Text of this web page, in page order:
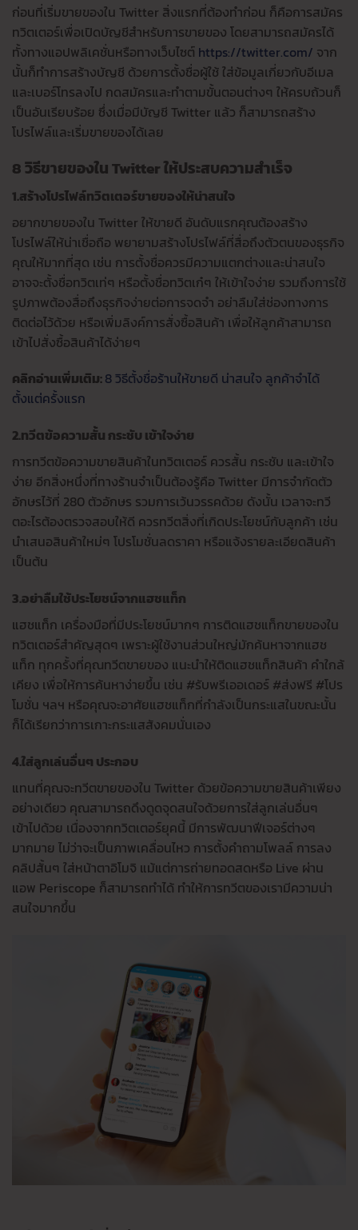
ก่อนที่เริ่มขายของใน Twitter สิ่งแรกที่ต้องทำก่อน ก็คือการสมัคร
ทวิตเตอร์เพื่อเปิดบัญชีสำหรับการขายของ โดยสามารถสมัครได้
ทั้งทางแอปพลิเคชั่นหรือทางเว็บไซต์ https://twitter.com/ จาก
นั้นก็ทำการสร้างบัญชี ด้วยการตั้งชื่อผู้ใช้ ใส่ข้อมูลเกี่ยวกับอีเมล
และเบอร์โทรลงไป กดสมัครและทำตามขั้นตอนต่างๆ ให้ครบถ้วนก็
เป็นอันเรียบร้อย ซึ่งเมื่อมีบัญชี Twitter แล้ว ก็สามารถสร้าง
โปรไฟล์และเริ่มขายของได้เลย
8 วิธีขายของใน Twitter ให้ประสบความสำเร็จ
1.สร้างโปรไฟล์ทวิตเตอร์ขายของให้น่าสนใจ
อยากขายของใน Twitter ให้ขายดี อันดับแรกคุณต้องสร้าง
โปรไฟล์ให้น่าเชื่อถือ พยายามสร้างโปรไฟล์ที่สื่อถึงตัวตนของธุรกิจ
คุณให้มากที่สุด เช่น การตั้งชื่อควรมีความแตกต่างและน่าสนใจ
อาจจะตั้งชื่อทวิตเท่ๆ หรือตั้งชื่อทวิตเก๋ๆ ให้เข้าใจง่าย รวมถึงการใช้
รูปภาพต้องสื่อถึงธุรกิจง่ายต่อการจดจำ อย่าลืมใส่ช่องทางการ
ติดต่อไว้ด้วย หรือเพิ่มลิงค์การสั่งซื้อสินค้า เพื่อให้ลูกค้าสามารถ
เข้าไปสั่งซื้อสินค้าได้ง่ายๆ
คลิกอ่านเพิ่มเติม:8 วิธีตั้งชื่อร้านให้ขายดี น่าสนใจ ลูกค้าจำได้
ตั้งแต่ครั้งแรก
2.ทวีตข้อความสั้น กระชับ เข้าใจง่าย
การทวีตข้อความขายสินค้าในทวิตเตอร์ ควรสั้น กระชับ และเข้าใจ
ง่าย อีกสิ่งหนึ่งที่ทางร้านจำเป็นต้องรู้คือ Twitter มีการจำกัดตัว
อักษรไว้ที่ 280 ตัวอักษร รวมการเว้นวรรคด้วย ดังนั้น เวลาจะทวี
ตอะไรต้องตรวจสอบให้ดี ควรทวีตสิ่งที่เกิดประโยชน์กับลูกค้า เช่น
นำเสนอสินค้าใหม่ๆ โปรโมชั่นลดราคา หรือแจ้งรายละเอียดสินค้า
เป็นต้น
3.อย่าลืมใช้ประโยชน์จากแฮชแท็ก
แฮชแท็ก เครื่องมือที่มีประโยชน์มากๆ การติดแฮชแท็กขายของใน
ทวิตเตอร์สำคัญสุดๆ เพราะผู้ใช้งานส่วนใหญ่มักค้นหาจากแฮช
แท็ก ทุกครั้งที่คุณทวีตขายของ แนะนำให้ติดแฮชแท็กสินค้า คำใกล้
เคียง เพื่อให้การค้นหาง่ายขึ้น เช่น #รับพรีเออเดอร์ #ส่งฟรี #โปร
โมชั่น ฯลฯ หรือคุณจะอาศัยแฮชแท็กที่กำลังเป็นกระแสในขณะนั้น
ก็ได้เรียกว่าการเกาะกระแสสังคมนั่นเอง
4.ใส่ลูกเล่นอื่นๆ ประกอบ
แทนที่คุณจะทวีตขายของใน Twitter ด้วยข้อความขายสินค้าเพียง
อย่างเดียว คุณสามารถดึงดูดจุดสนใจด้วยการใส่ลูกเล่นอื่นๆ
เข้าไปด้วย เนื่องจากทวิตเตอร์ยุคนี้ มีการพัฒนาฟีเจอร์ต่างๆ
มากมาย ไม่ว่าจะเป็นภาพเคลื่อนไหว การตั้งคำถามโพลล์ การลง
คลิปสั้นๆ ใส่หน้าตาอิโมจิ แม้แต่การถ่ายทอดสดหรือ Live ผ่าน
แอพ Periscope ก็สามารถทำได้ ทำให้การทวีตของเรามีความน่า
สนใจมากขึ้น